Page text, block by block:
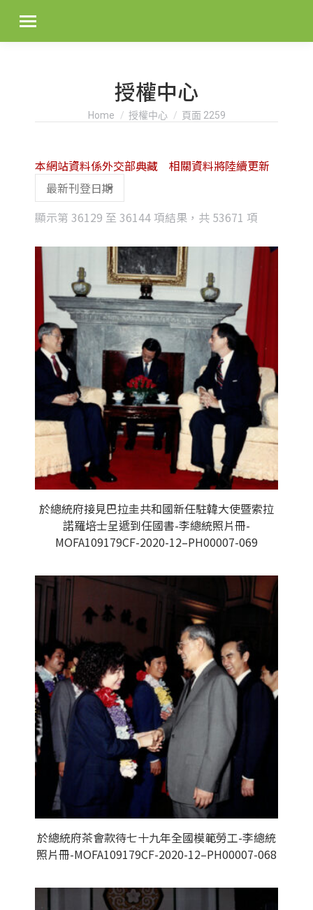
授權中心
You are here:
Home 授權中心 頁面 2259
顯示第 36129 至 36144 項結果，共 53671 項
latest
本網站資料係外交部典藏 相關資料將陸續更新
於總統府接見巴拉圭共和國新任駐韓大使暨索拉
諾羅培士呈遞到任國書-李總統照片冊-
MOFA109179CF-2020-12–PH00007-069
於總統府茶會款待七十九年全國模範勞工-李總統
照片冊-MOFA109179CF-2020-12–PH00007-068